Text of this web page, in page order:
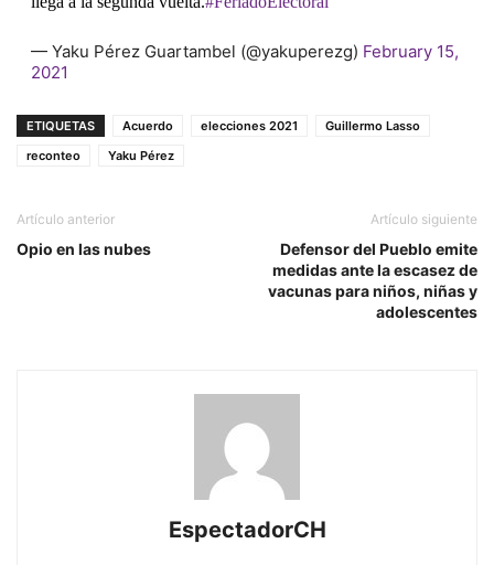
— Yaku Pérez Guartambel (@yakuperezg) February 15,
2021
ETIQUETAS Acuerdo elecciones 2021
Guillermo Lasso
reconteo
Yaku Pérez
Artículo anterior
Opio en las nubes
Artículo siguiente
Defensor del Pueblo emite
medidas ante la escasez de
vacunas para niños, niñas y
adolescentes
EspectadorCH